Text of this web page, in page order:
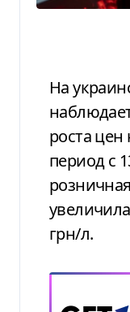
На украинском рынке
роста цен
период с
грн/л.